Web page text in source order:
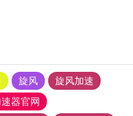
旋风
旋风加速
器官网